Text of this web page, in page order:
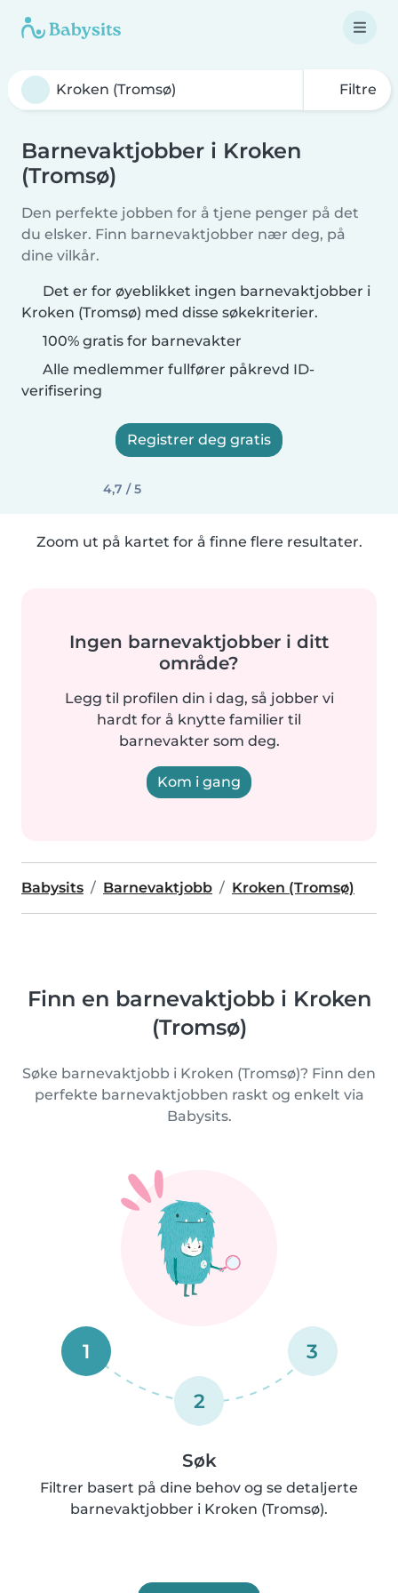
Filtre
Barnevaktjobber i Kroken
(Tromsø)
Den perfekte jobben for å tjene penger på det
du elsker. Finn barnevaktjobber nær deg, på
dine vilkår.
Det er for øyeblikket ingen barnevaktjobber i
Kroken (Tromsø) med disse søkekriterier.
100% gratis for barnevakter
Alle medlemmer fullfører påkrevd ID-
verifisering
Registrer deg gratis
4,7 / 5
Zoom ut på kartet for å finne flere resultater.
Ingen barnevaktjobber i ditt
område?
Legg til profilen din i dag, så jobber vi
hardt for å knytte familier til
barnevakter som deg.
Kom i gang
Babysits Barnevaktjobb Kroken (Tromsø)
Finn en barnevaktjobb i Kroken
(Tromsø)
Søke barnevaktjobb i Kroken (Tromsø)? Finn den
perfekte barnevaktjobben raskt og enkelt via
Babysits.
1
2
3
Søk
Filtrer basert på dine behov og se detaljerte
barnevaktjobber i Kroken (Tromsø).